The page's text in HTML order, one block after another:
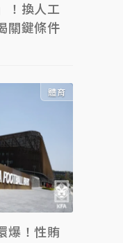
！換人工
關鍵條件
體育
爆！性賄